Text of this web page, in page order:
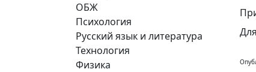
ОБЖ
Психология
Русский язык и литература
Технология
Физика